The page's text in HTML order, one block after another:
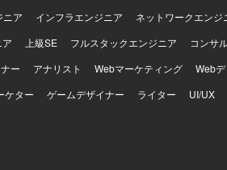
ニア インフラエンジニア ネットワークエンジ
上級SE フルスタックエンジニア コンサ
ー アナリスト Webマーケティング Web
ケター ゲームデザイナー ライター UI/UX